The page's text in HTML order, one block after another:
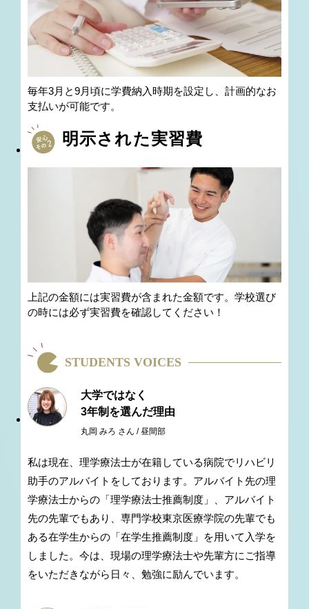
毎年3月と9月頃に学費納入時期を設定し、 計画的なお
支払いが可能です。
明示された実習費
上記の金額には実習費が含まれた金額です。 学校選び
の時には必ず実習費を確認してください！
STUDENTS VOICES
大学ではなく
3年制を選んだ理由
丸岡 みろ さん / 昼間部
私は現在、理学療法士が在籍している病院でリハビリ
助手のアルバイトをしております。アルバイト先の理
学療法士からの「理学療法士推薦制度」、アルバイト
先の先輩でもあり、専門学校東京医療学院の先輩でも
ある在学生からの「在学生推薦制度」を用いて入学を
しました。今は、現場の理学療法士や先輩方にご指導
をいただきながら日々、勉強に励んでいます。